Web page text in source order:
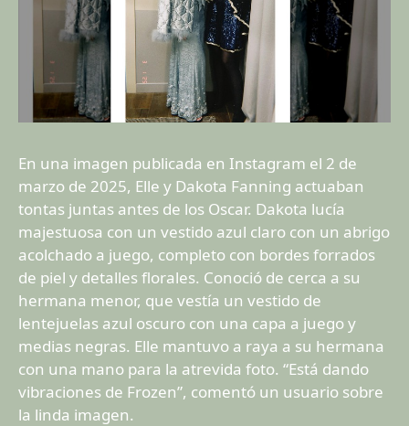
En una imagen publicada en Instagram el 2 de
marzo de 2025, Elle y Dakota Fanning actuaban
tontas juntas antes de los Oscar. Dakota lucía
majestuosa con un vestido azul claro con un abrigo
acolchado a juego, completo con bordes forrados
de piel y detalles florales. Conoció de cerca a su
hermana menor, que vestía un vestido de
lentejuelas azul oscuro con una capa a juego y
medias negras. Elle mantuvo a raya a su hermana
con una mano para la atrevida foto. “Está dando
vibraciones de Frozen”, comentó un usuario sobre
la linda imagen.